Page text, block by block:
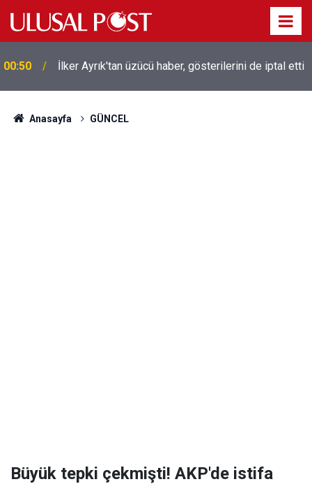
00:39
Liverpool efsanesi Mısırlı yıldız Mohamed Salah
Trabzonspor ile anlaştı! Yarın geliyor
Anasayfa GÜNCEL
Büyük tepki çekmişti! AKP'de istifa